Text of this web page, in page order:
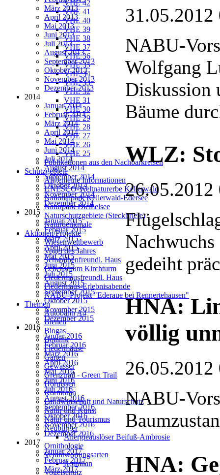
VHE 42
VHE 41
VHE 40
VHE 39
VHE 38
VHE 37
VHE 36
VHE 35
VHE 34
VHE 33
VHE 32
VHE 31
VHE 30
VHE 29
VHE 28
VHE 27
VHE 26
VHE 25
Publikationen aus den Nachbarkreisen
Schutzgebiete
Allgemeine Informationen
UNESCO-Weltnaturerbe Kellerwald
Nationalpark Kellerwald-Edersee
Naturpark Diemelsee
Naturschutzgebiete (Steckbriefe)
Naturdenkmale
Aktionen/Projekte
Wiesenwettbewerb
Vogel des Jahres
Schwalbenfreundl. Haus
Lebensraum Kirchturm
Fledermausfreundl. Haus
Fledermaus-Erlebnisabende
NABU-Projekt "Ederaue bei Rennertehausen"
Themen
Autobahn A4
Bienen
Biogas
Botanik
Fledermäuse
Garten
Gewässer
Grenztrail - Green Trail
Hornissen
Kormoran
Landwirtschaft und Naturschutz
Natur und Kunst
Natur und Tourismus
Neubürger
Allergieauslöser Beifuß-Ambrosie
Ornithologie
Verantwortungsarten
Rotmilan
Vogelschutz
März 2013
April 2013
Mai 2013
Juni 2013
Juli 2013
August 2013
September 2013
Oktober 2013
November 2013
Dezember 2013
2014
Januar 2014
Februar 2014
März 2014
April 2014
Mai 2014
Juni 2014
Juli 2014
August 2014
September 2014
Oktober 2014
November 2014
Dezember 2014
2015
Januar 2015
Februar 2015
März 2015
April 2015
Mai 2015
Juni 2015
Juli 2015
August 2015
September 2015
Oktober 2015
November 2015
Dezember 2015
2016
Januar 2016
Februar 2016
März 2016
April 2016
Mai 2016
Juni 2016
Juli 2016
August 2016
September 2016
Oktober 2016
November 2016
Dezember 2016
2017
Januar 2017
Februar 2017
März 2017
31.05.2012
NABU-
Wolfgang
Diskussion
Bäume
WLZ:
26.05.2012
gedeiht
HNA:
völlig
26.05.2012
NABU-
HNA: